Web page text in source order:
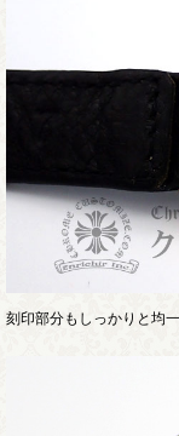
刻印部分もしっかりと均